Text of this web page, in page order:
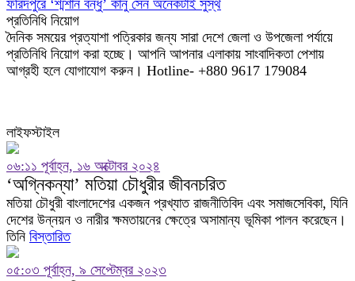
ফরিদপুরে ‘শ্মশান বন্ধু’ কানু সেন অনেকটাই সুস্থ
প্রতিনিধি নিয়োগ
দৈনিক সময়ের প্রত্যাশা পত্রিকার জন্য সারা দেশে জেলা ও উপজেলা পর্যায়ে
প্রতিনিধি নিয়োগ করা হচ্ছে। আপনি আপনার এলাকায় সাংবাদিকতা পেশায়
আগ্রহী হলে যোগাযোগ করুন। Hotline- +880 9617 179084
লাইফস্টাইল
০৬:১১ পূর্বাহ্ন, ১৬ অক্টোবর ২০২৪
‘অগ্নিকন্যা’ মতিয়া চৌধুরীর জীবনচরিত
মতিয়া চৌধুরী বাংলাদেশের একজন প্রখ্যাত রাজনীতিবিদ এবং সমাজসেবিকা, যিনি
দেশের উন্নয়ন ও নারীর ক্ষমতায়নের ক্ষেত্রে অসামান্য ভূমিকা পালন করেছেন।
তিনি বিস্তারিত
০৫:০৩ পূর্বাহ্ন, ৯ সেপ্টেম্বর ২০২৩